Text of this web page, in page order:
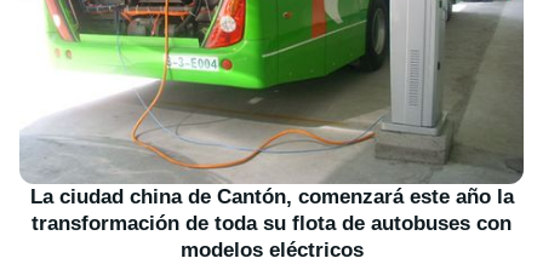
La ciudad china de Cantón, comenzará este año la
transformación de toda su flota de autobuses con
modelos eléctricos